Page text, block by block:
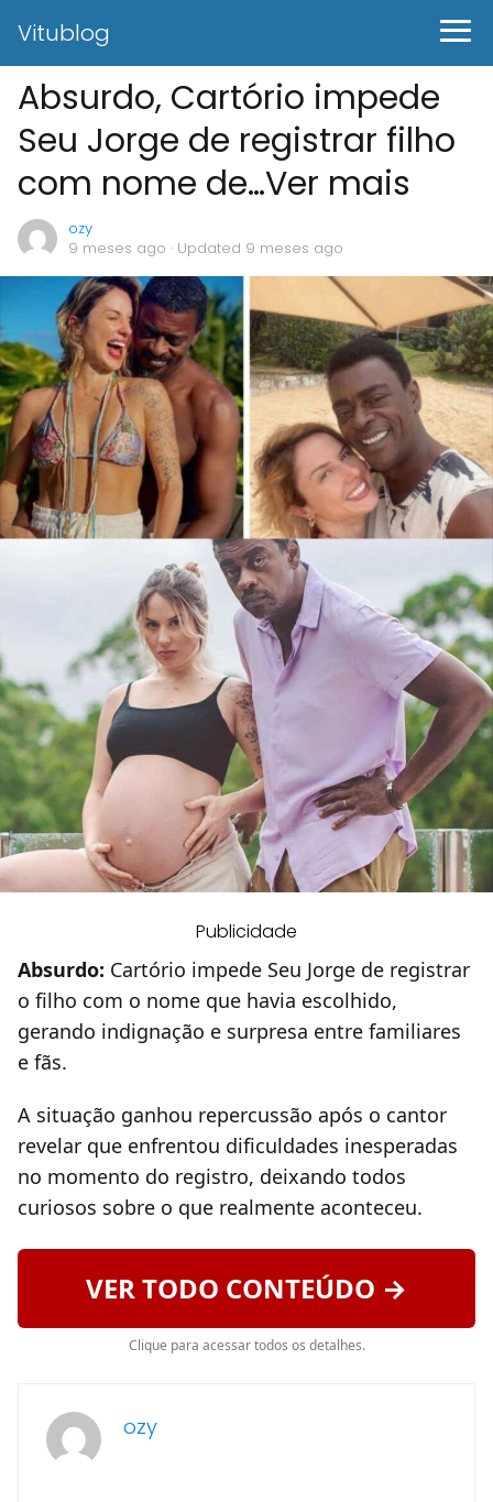
Vitublog
Absurdo, Cartório impede
Seu Jorge de registrar filho
com nome de…Ver mais
ozy
9 meses ago · Updated 9 meses ago
Publicidade
Absurdo: Cartório impede Seu Jorge de registrar
o filho com o nome que havia escolhido,
gerando indignação e surpresa entre familiares
e fãs.
A situação ganhou repercussão após o cantor
revelar que enfrentou dificuldades inesperadas
no momento do registro, deixando todos
curiosos sobre o que realmente aconteceu.
VER TODO CONTEÚDO →
Clique para acessar todos os detalhes.
ozy